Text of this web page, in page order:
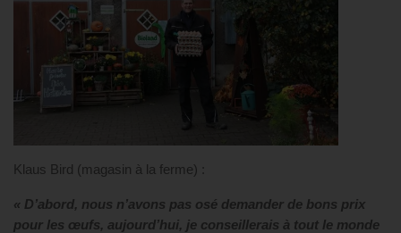
Klaus Bird (magasin à la ferme) :
« D’abord, nous n’avons pas osé demander de bons prix
pour les œufs, aujourd’hui, je conseillerais à tout le monde